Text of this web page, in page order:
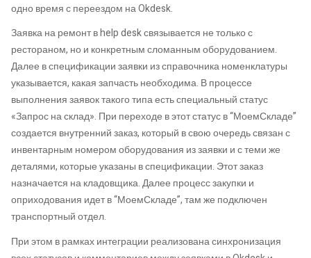
одно время с переездом на Okdesk.
Заявка на ремонт в help desk связывается не только с
рестораном, но и конкретным сломанным оборудованием.
Далее в спецификации заявки из справочника номенклатуры
указывается, какая запчасть необходима. В процессе
выполнения заявок такого типа есть специальный статус
«Запрос на склад». При переходе в этот статус в “МоемСкладе”
создается внутренний заказ, который в свою очередь связан с
инвентарным номером оборудования из заявки и с теми же
деталями, которые указаны в спецификации. Этот заказ
назначается на кладовщика. Далее процесс закупки и
оприходования идет в “МоемСкладе”, там же подключен
транспортный отдел.
При этом в рамках интеграции реализована синхронизация